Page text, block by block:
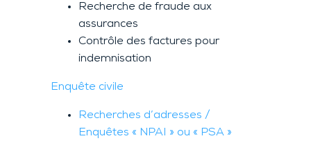
Recherche de fraude aux
assurances
Contrôle des factures pour
indemnisation
Enquête civile
Recherches d’adresses /
Enquêtes « NPAI » ou « PSA »